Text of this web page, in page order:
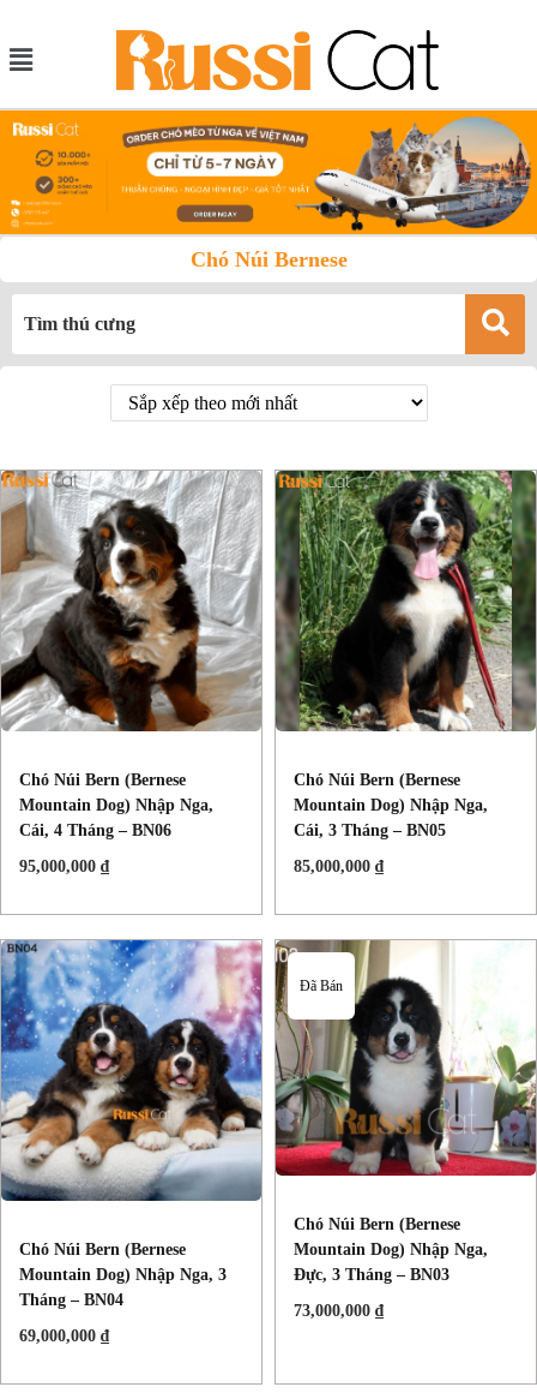
Chó Núi Bernese
Chó Núi Bern (Bernese
Mountain Dog) Nhập Nga,
Cái, 4 Tháng – BN06
95,000,000 ₫
Chó Núi Bern (Bernese
Mountain Dog) Nhập Nga,
Cái, 3 Tháng – BN05
85,000,000 ₫
Chó Núi Bern (Bernese
Mountain Dog) Nhập Nga, 3
Tháng – BN04
69,000,000 ₫
Đã Bán
Chó Núi Bern (Bernese
Mountain Dog) Nhập Nga,
Đực, 3 Tháng – BN03
73,000,000 ₫